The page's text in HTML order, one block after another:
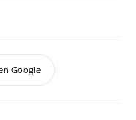
Google